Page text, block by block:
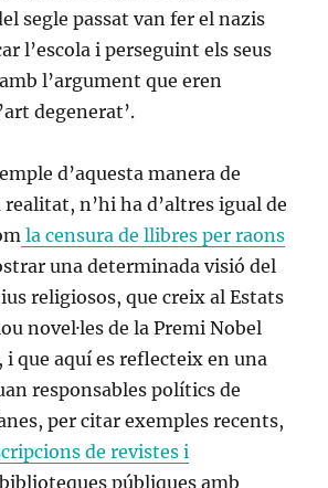
segle passat van fer el nazis
l’escola i perseguint els seus
l’argument que eren
degenerat’.
d’aquesta manera de
n’hi ha d’altres igual de
la censura de llibres per raons
una determinada visió del
religiosos, que creix al Estats
novel·les de la Premi Nobel
que aquí es reflecteix en una
responsables polítics de
per citar exemples recents,
de revistes i
públiques amb